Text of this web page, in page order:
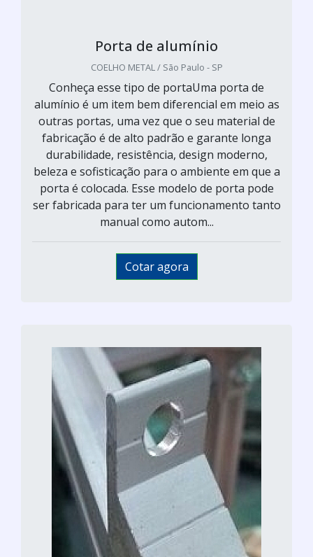
Porta de alumínio
COELHO METAL / São Paulo - SP
Conheça esse tipo de portaUma porta de
alumínio é um item bem diferencial em meio as
outras portas, uma vez que o seu material de
fabricação é de alto padrão e garante longa
durabilidade, resistência, design moderno,
beleza e sofisticação para o ambiente em que a
porta é colocada. Esse modelo de porta pode
ser fabricada para ter um funcionamento tanto
manual como autom...
Cotar agora